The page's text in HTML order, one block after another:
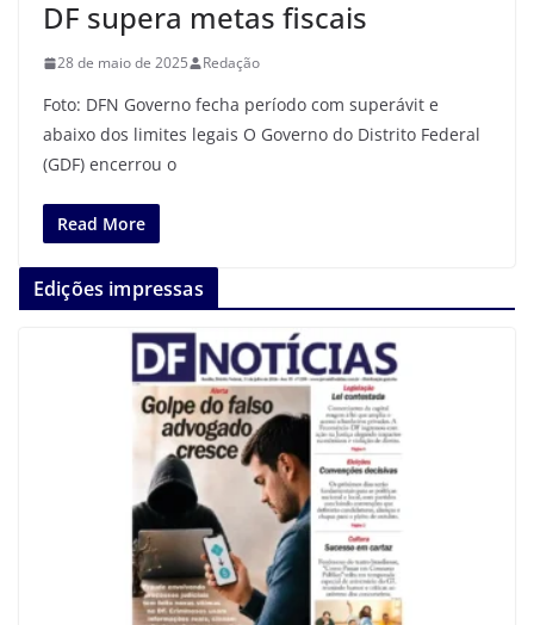
DF supera metas fiscais
28 de maio de 2025 Redação
Foto: DFN Governo fecha período com superávit e
abaixo dos limites legais O Governo do Distrito Federal
(GDF) encerrou o
Read More
Edições impressas